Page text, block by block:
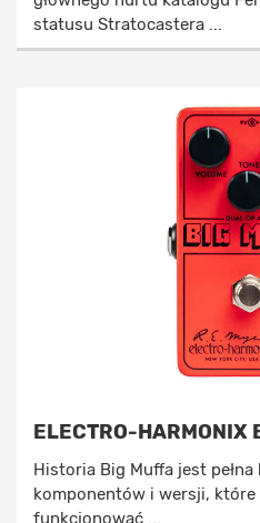
statusu Stratocastera ...
ELECTRO-HARMONIX
Historia Big Muffa jest
komponentów i wersji, które
funkcjonować ...